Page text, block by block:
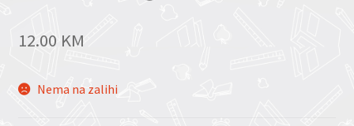
12.00 KM
Nema na zalihi